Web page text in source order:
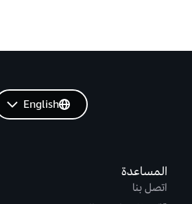
المساعدة
اتصل بنا
English